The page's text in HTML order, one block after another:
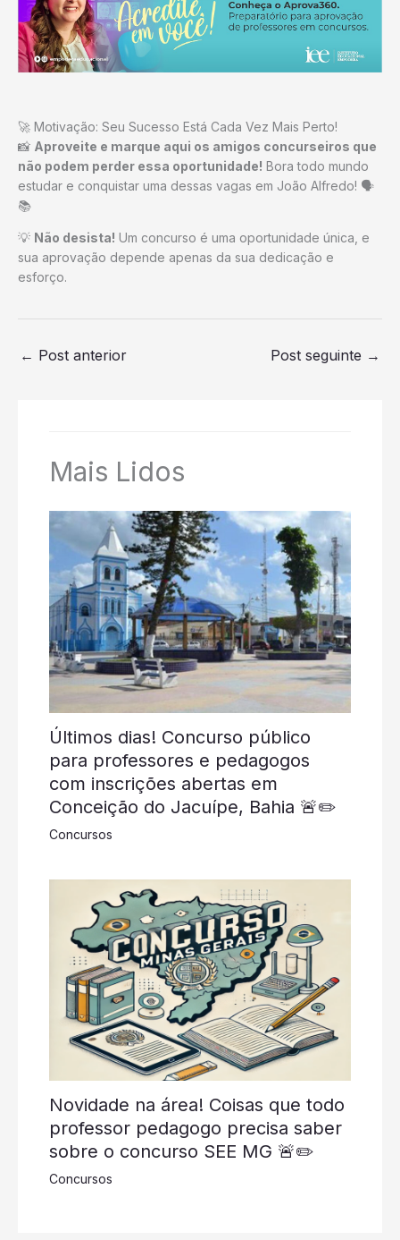
🚀 Motivação: Seu Sucesso Está Cada Vez Mais Perto!
📸 Aproveite e marque aqui os amigos concurseiros que
não podem perder essa oportunidade! Bora todo mundo
estudar e conquistar uma dessas vagas em João Alfredo! 🗣️
📚
💡 Não desista! Um concurso é uma oportunidade única, e
sua aprovação depende apenas da sua dedicação e
esforço.
← Post anterior Post seguinte →
Mais Lidos
Últimos dias! Concurso público
para professores e pedagogos
com inscrições abertas em
Conceição do Jacuípe, Bahia 🚨✏️
Concursos
Novidade na área! Coisas que todo
professor pedagogo precisa saber
sobre o concurso SEE MG 🚨✏️
Concursos